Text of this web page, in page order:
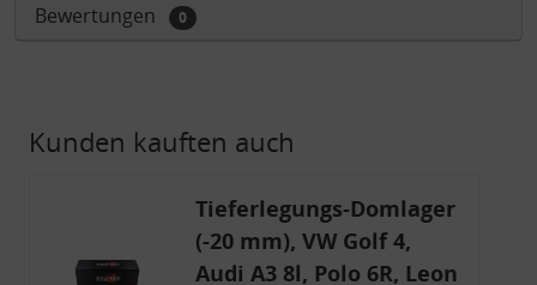
Bewertungen 0
Kunden kauften auch
Tieferlegungs-Domlager
(-20 mm), VW Golf 4,
Audi A3 8l, Polo 6R, Leon